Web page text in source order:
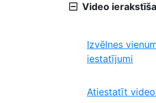
Video
Izvēlnes
iestatījumi
Atiestatīt